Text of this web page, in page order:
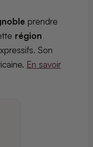
prendre
région
Son
En savoir